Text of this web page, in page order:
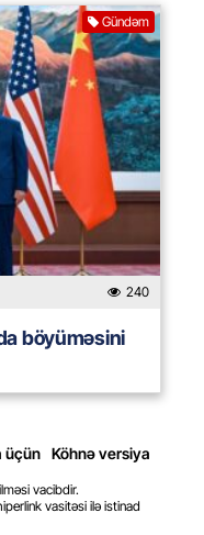
Gündəm
240
böyüməsini
üçün Köhnə versiya
vacibdir.
vasitəsi ilə istinad